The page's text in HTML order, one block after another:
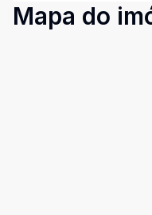
Mapa do